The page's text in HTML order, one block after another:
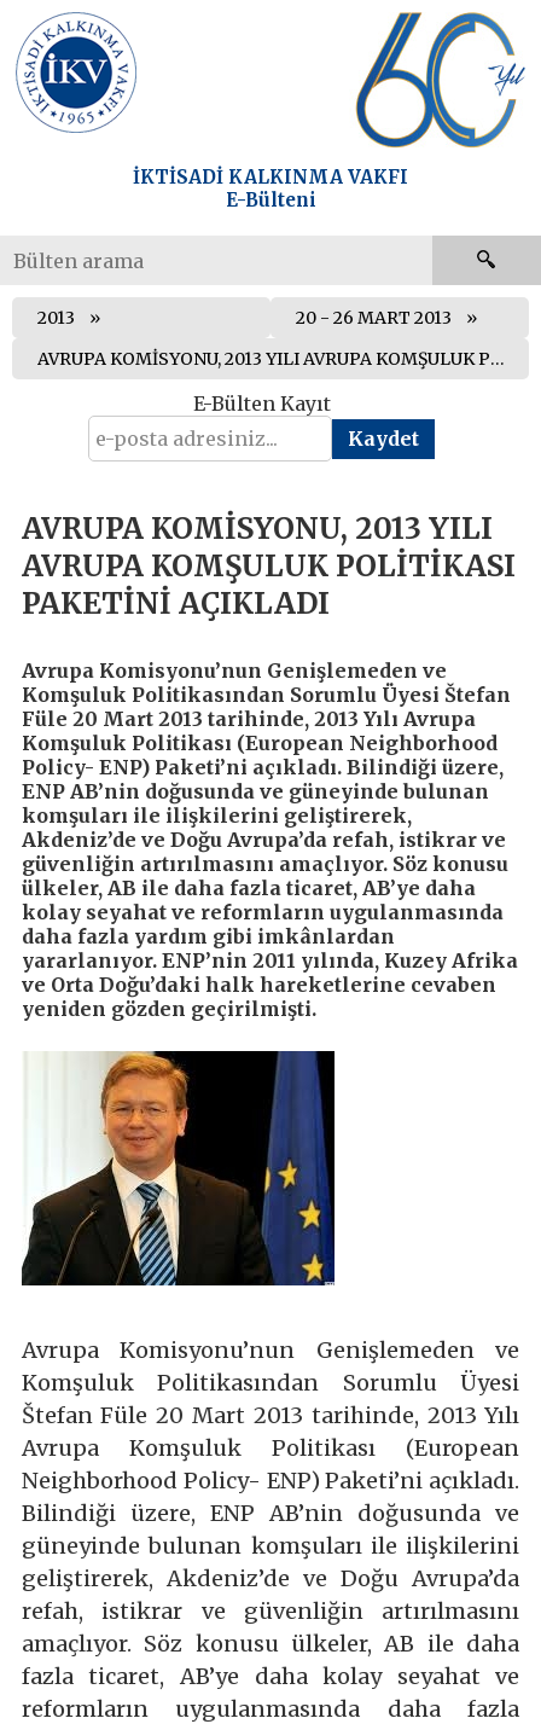
İKTİSADİ KALKINMA VAKFI
E-Bülteni
2013
20 - 26 MART 2013
AVRUPA KOMİSYONU, 2013 YILI AVRUPA KOMŞULUK POLİTİKASI PAKETİNİ AÇIKLADI
E-Bülten Kayıt
AVRUPA KOMİSYONU, 2013 YILI
AVRUPA KOMŞULUK POLİTİKASI
PAKETİNİ AÇIKLADI
Avrupa Komisyonu’nun Genişlemeden ve
Komşuluk Politikasından Sorumlu Üyesi Štefan
Füle 20 Mart 2013 tarihinde, 2013 Yılı Avrupa
Komşuluk Politikası (European Neighborhood
Policy- ENP) Paketi’ni açıkladı. Bilindiği üzere,
ENP AB’nin doğusunda ve güneyinde bulunan
komşuları ile ilişkilerini geliştirerek,
Akdeniz’de ve Doğu Avrupa’da refah, istikrar ve
güvenliğin artırılmasını amaçlıyor. Söz konusu
ülkeler, AB ile daha fazla ticaret, AB’ye daha
kolay seyahat ve reformların uygulanmasında
daha fazla yardım gibi imkânlardan
yararlanıyor. ENP’nin 2011 yılında, Kuzey Afrika
ve Orta Doğu’daki halk hareketlerine cevaben
yeniden gözden geçirilmişti.
Avrupa Komisyonu’nun Genişlemeden ve
Komşuluk Politikasından Sorumlu Üyesi
Štefan Füle 20 Mart 2013 tarihinde, 2013 Yılı
Avrupa Komşuluk Politikası (European
Neighborhood Policy- ENP) Paketi’ni açıkladı.
Bilindiği üzere, ENP AB’nin doğusunda ve
güneyinde bulunan komşuları ile ilişkilerini
geliştirerek, Akdeniz’de ve Doğu Avrupa’da
refah, istikrar ve güvenliğin artırılmasını
amaçlıyor. Söz konusu ülkeler, AB ile daha
fazla ticaret, AB’ye daha kolay seyahat ve
reformların uygulanmasında daha fazla